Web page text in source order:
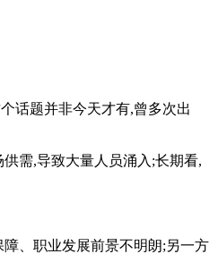
话题并非今天才有,曾多次出
需,导致大量人员涌入;长期看,
、职业发展前景不明朗;另一方